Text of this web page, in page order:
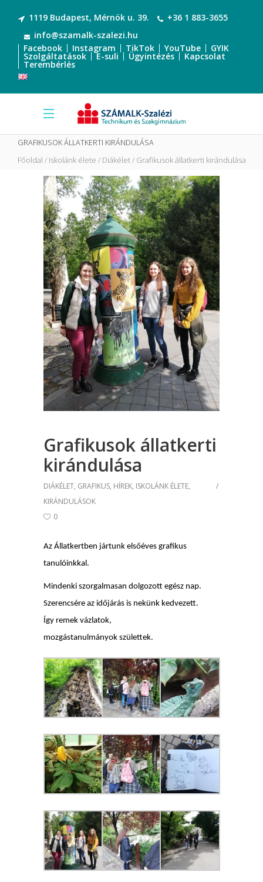
1119 Budapest, Mérnök u. 39.
+36 1 883-3655
info@szamalk-szalezi.hu
Facebook
Instagram TikTok YouTube GYIK
Szolgáltatások E-suli Ügyintézés Kapcsolat
Terembérlés
GRAFIKUSOK ÁLLATKERTI KIRÁNDULÁSA
Főoldal Iskolánk élete Diákélet Grafikusok állatkerti kirándulása
Grafikusok állatkerti
kirándulása
DIÁKÉLET, GRAFIKUS, HÍREK, ISKOLÁNK ÉLETE,
KIRÁNDULÁSOK
0
Az Állatkertben jártunk elsőéves grafikus
tanulóinkkal.
Mindenki szorgalmasan dolgozott egész nap.
Szerencsére az időjárás is nekünk kedvezett.
Így remek vázlatok,
mozgástanulmányok születtek.